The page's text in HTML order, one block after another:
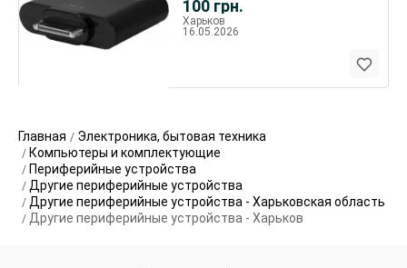
100 грн.
Харьков
16.05.2026
Главная
Электроника, бытовая техника
Компьютеры и комплектующие
Периферийные устройства
Другие периферийные устройства
Другие периферийные устройства - Харьковская область
Другие периферийные устройства - Харьков